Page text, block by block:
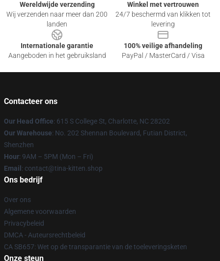
Wereldwijde verzending
Wij verzenden naar meer dan 200
landen
Winkel met vertrouwen
24/7 beschermd van klikken tot
levering
Internationale garantie
Aangeboden in het gebruiksland
100% veilige afhandeling
PayPal / MasterCard / Visa
Contacteer ons
Our Head Office: 615 S College St, Charlotte, NC 28202
Our Warehouse: No. 202 Shennan Boulevard, Futian District,
Shenzhen
Hour: 9AM – 5PM (Mon – Fri)
Email : contact@tina-kitten.shop
Ons bedrijf
Over ons
Algemene voorwaarden
Privacybeleid
DMCA - Auteursrechtbeleid
CA SB657: Wet op de transparantie van de toeleveringsketen
Onze steun